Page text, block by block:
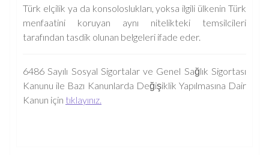
Türk elçilik ya da konsoloslukları, yoksa ilgili ülkenin Türk
menfaatini koruyan aynı nitelikteki temsilcileri
tarafından tasdik olunan belgeleri ifade eder.
6486 Sayılı Sosyal Sigortalar ve Genel Sağlık Sigortası
Kanunu ile Bazı Kanunlarda Değişiklik Yapılmasına Dair
Kanun için tıklayınız.